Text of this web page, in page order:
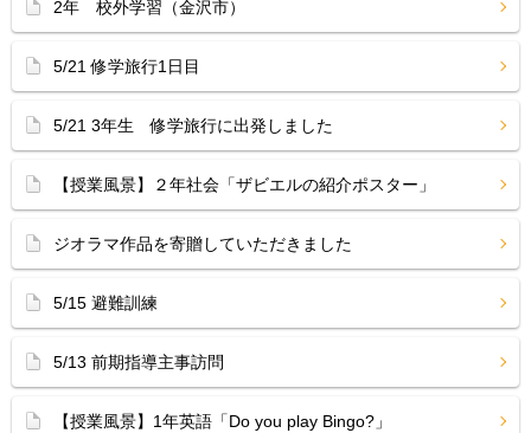
2年 校外学習（金沢市）
5/21 修学旅行1日目
5/21 3年生 修学旅行に出発しました
【授業風景】２年社会「ザビエルの紹介ポスター」
ジオラマ作品を寄贈していただきました
5/15 避難訓練
5/13 前期指導主事訪問
【授業風景】1年英語「Do you play Bingo?」